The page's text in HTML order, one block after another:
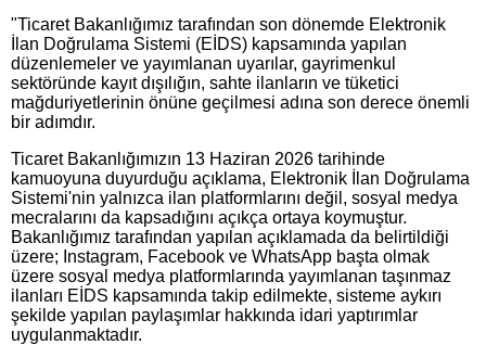
"Ticaret Bakanlığımız tarafından son dönemde Elektronik
İlan Doğrulama Sistemi (EİDS) kapsamında yapılan
düzenlemeler ve yayımlanan uyarılar, gayrimenkul
sektöründe kayıt dışılığın, sahte ilanların ve tüketici
mağduriyetlerinin önüne geçilmesi adına son derece önemli
bir adımdır.
Ticaret Bakanlığımızın 13 Haziran 2026 tarihinde
kamuoyuna duyurduğu açıklama, Elektronik İlan Doğrulama
Sistemi'nin yalnızca ilan platformlarını değil, sosyal medya
mecralarını da kapsadığını açıkça ortaya koymuştur.
Bakanlığımız tarafından yapılan açıklamada da belirtildiği
üzere; Instagram, Facebook ve WhatsApp başta olmak
üzere sosyal medya platformlarında yayımlanan taşınmaz
ilanları EİDS kapsamında takip edilmekte, sisteme aykırı
şekilde yapılan paylaşımlar hakkında idari yaptırımlar
uygulanmaktadır.